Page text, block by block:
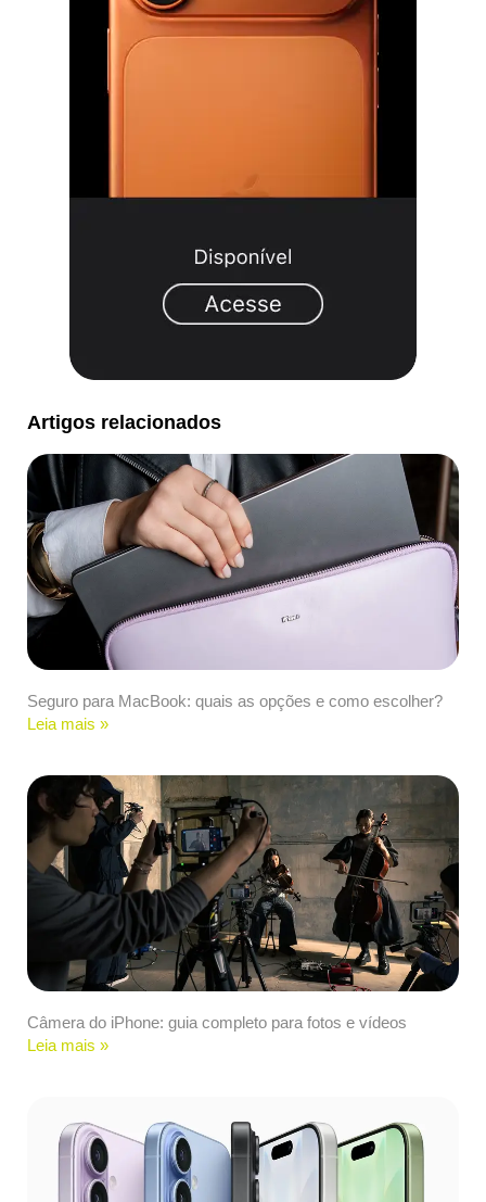
Artigos relacionados
Seguro para MacBook: quais as opções e como escolher?
Leia mais »
Câmera do iPhone: guia completo para fotos e vídeos
Leia mais »